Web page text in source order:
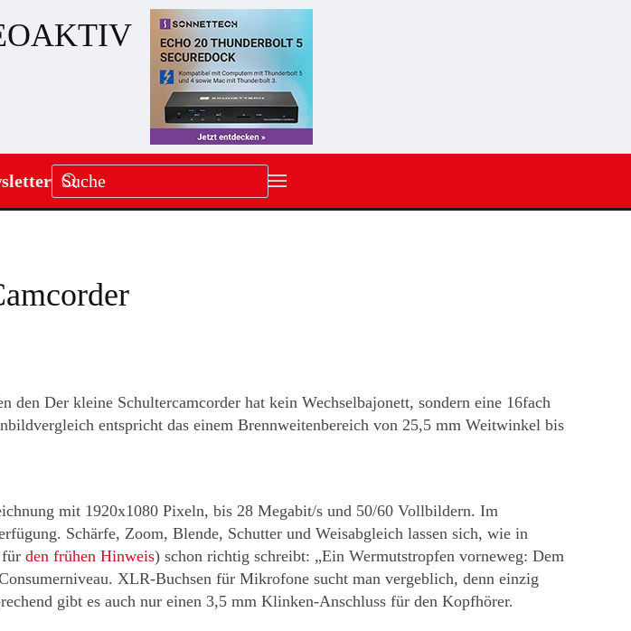
Der kleine Schultercamcorder hat kein Wechselbajonett, sondern eine 16fach
entspricht das einem Brennweitenbereich von 25,5 mm Weitwinkel bis
mit 1920x1080 Pixeln, bis 28 Megabit/s und 50/60 Vollbildern. Im
Schärfe, Zoom, Blende, Schutter und Weisabgleich lassen sich, wie in
für den frühen Hinweis) schon richtig schreibt: „Ein Wermutstropfen vorneweg: Dem
XLR-Buchsen für Mikrofone sucht man vergeblich, denn einzig
gibt es auch nur einen 3,5 mm Klinken-Anschluss für den Kopfhörer.